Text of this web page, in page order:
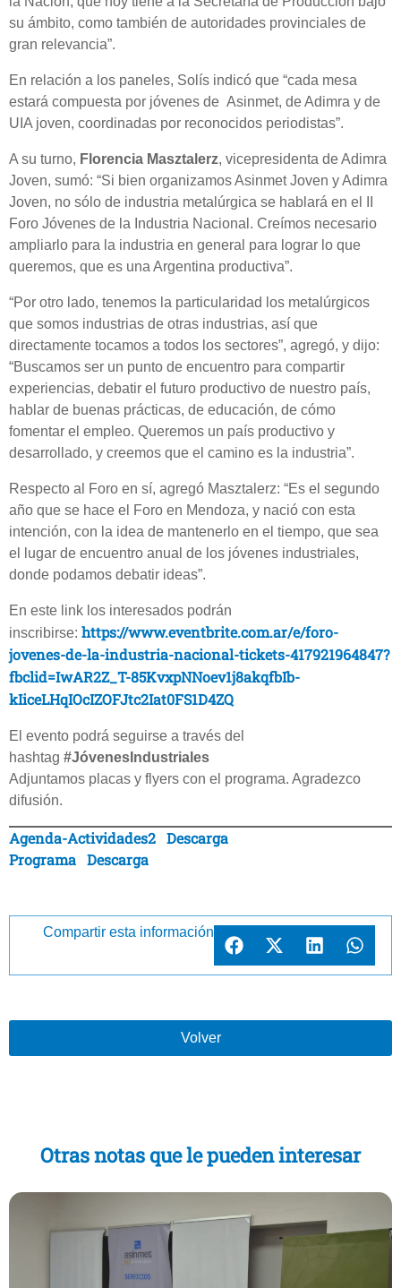
su ámbito, como también de autoridades provinciales de
gran relevancia”.
En relación a los paneles, Solís indicó que “cada mesa
estará compuesta por jóvenes de Asinmet, de Adimra y de
UIA joven, coordinadas por reconocidos periodistas”.
A su turno, Florencia Masztalerz, vicepresidenta de Adimra
Joven, sumó: “Si bien organizamos Asinmet Joven y Adimra
Joven, no sólo de industria metalúrgica se hablará en el II
Foro Jóvenes de la Industria Nacional. Creímos necesario
ampliarlo para la industria en general para lograr lo que
queremos, que es una Argentina productiva”.
“Por otro lado, tenemos la particularidad los metalúrgicos
que somos industrias de otras industrias, así que
directamente tocamos a todos los sectores”, agregó, y dijo:
“Buscamos ser un punto de encuentro para compartir
experiencias, debatir el futuro productivo de nuestro país,
hablar de buenas prácticas, de educación, de cómo
fomentar el empleo. Queremos un país productivo y
desarrollado, y creemos que el camino es la industria”.
Respecto al Foro en sí, agregó Masztalerz: “Es el segundo
año que se hace el Foro en Mendoza, y nació con esta
intención, con la idea de mantenerlo en el tiempo, que sea
el lugar de encuentro anual de los jóvenes industriales,
donde podamos debatir ideas”.
En este link los interesados podrán
inscribirse: https://www.eventbrite.com.ar/e/foro-
jovenes-de-la-industria-nacional-tickets-417921964847?
fbclid=IwAR2Z_T-85KvxpNNoev1j8akqfbIb-
kIiceLHqIOcIZOFJtc2Iat0FS1D4ZQ
El evento podrá seguirse a través del
hashtag #JóvenesIndustriales
Adjuntamos placas y flyers con el programa. Agradezco
difusión.
Agenda-Actividades2 Descarga
Programa Descarga
Compartir esta información
Volver
Otras notas que le pueden interesar